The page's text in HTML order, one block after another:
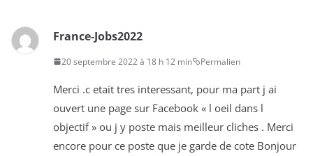
France-Jobs2022
20 septembre 2022 à 18 h 12 min Permalien
Merci .c etait tres interessant, pour ma part j ai
ouvert une page sur Facebook « l oeil dans l
objectif » ou j y poste mais meilleur cliches . Merci
encore pour ce poste que je garde de cote Bonjour